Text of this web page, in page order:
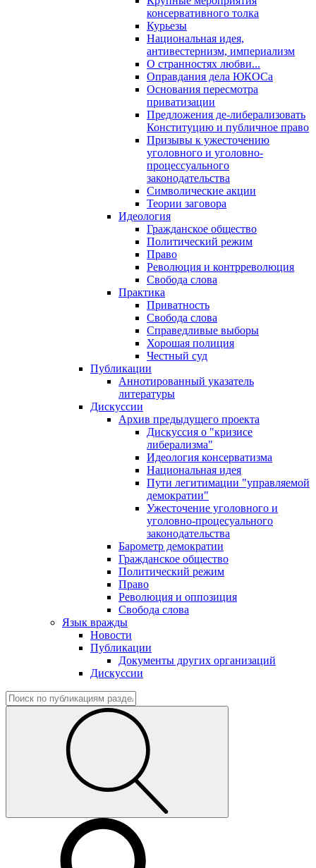
консервативного толка
Курьезы
Национальная идея,
антивестернизм, империализм
О странностях любви...
Оправдания дела ЮКОСа
Основания пересмотра
приватизации
Предложения де-либерализовать
Конституцию и публичное право
Призывы к ужесточению
уголовного и уголовно-
процессуального
законодательства
Символические акции
Теории заговора
Идеология
Гражданское общество
Политический режим
Право
Революция и контрреволюция
Свобода слова
Практика
Приватность
Свобода слова
Справедливые выборы
Хорошая полиция
Честный суд
Публикации
Аннотированный указатель
литературы
Дискуссии
Архив предыдущего проекта
Дискуссия о "кризисе
либерализма"
Идеология консерватизма
Национальная идея
Пути легитимации "управляемой
демократии"
Ужесточение уголовного и
уголовно-процесуального
законодательства
Барометр демократии
Гражданское общество
Политический режим
Право
Революция и оппозиция
Свобода слова
Язык вражды
Новости
Публикации
Документы других организаций
Дискуссии